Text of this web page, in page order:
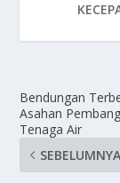
Bendungan
Asahan
Tenaga Air
SEBELUMNYA